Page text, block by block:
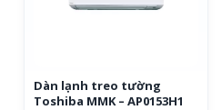
Dàn lạnh treo tường
Toshiba MMK – AP0153H1